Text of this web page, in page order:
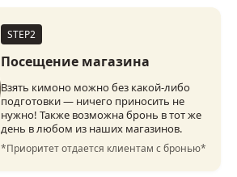
STEP2
Посещение магазина
Взять кимоно можно без какой-либо
подготовки — ничего приносить не
нужно! Также возможна бронь в тот же
день в любом из наших магазинов.
*Приоритет отдается клиентам с бронью*